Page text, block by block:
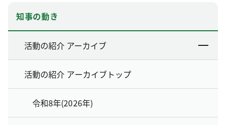
知事の動き
活動の紹介 アーカイブ
活動の紹介 アーカイブトップ
令和8年(2026年)